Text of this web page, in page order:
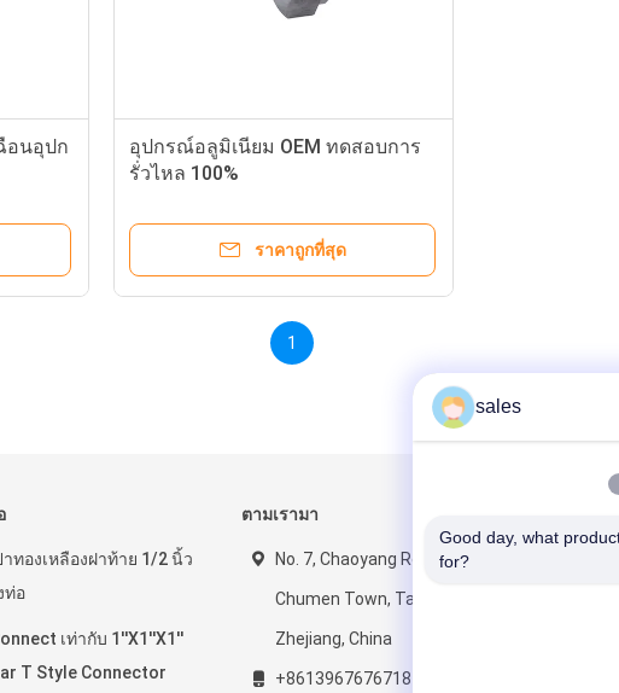
อนอุปก
อุปกรณ์อลูมิเนียม OEM ทดสอบการ
รั่วไหล 100%
ราคาถูกที่สุด
1
ทองเหลืองฝาท้าย 1/2 นิ้ว
ท่อ
เท่ากับ 1''X1''X1''
T Style Connector
ตามเรามา
No. 7, Chaoyang Road,
Chumen Town, Taizhou,
Zhejiang, China
+8613967676718
sales
Good day, what
for?